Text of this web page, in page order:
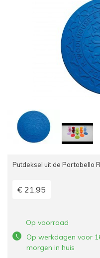
Putdeksel uit de Portobello
€ 21,95
Op voorraad
Op werkdagen voor
morgen in huis